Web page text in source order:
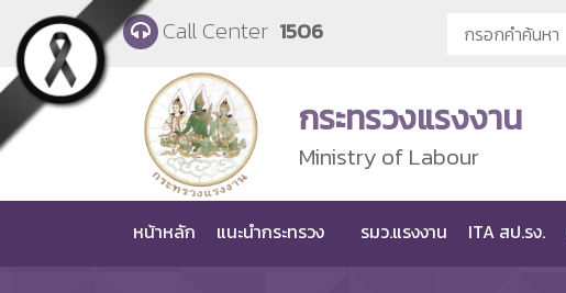
Skip to main content
Call Center 1506
กระทรวงแรงงาน
Ministry of Labour
หน้าหลัก แนะนำกระทรวง รมว.แรงงาน ITA สป.รง.